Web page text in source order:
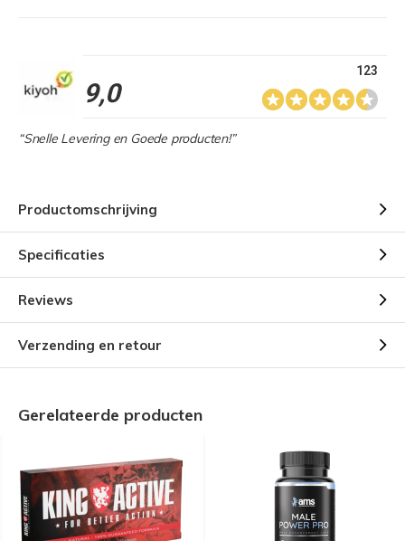
9,0
123
“Snelle Levering en Goede producten!”
Productomschrijving
Specificaties
Reviews
Verzending en retour
Gerelateerde producten